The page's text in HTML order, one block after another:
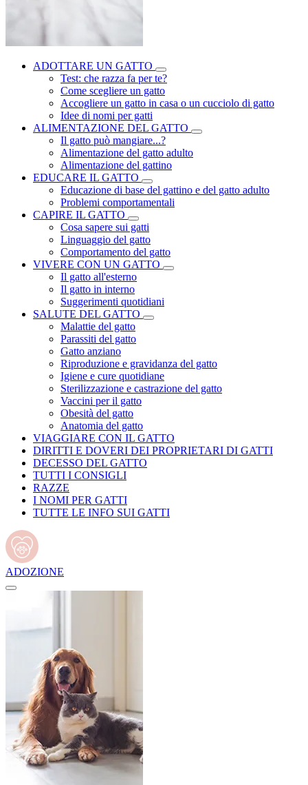
ADOTTARE UN GATTO
Test: che razza fa per te?
Come scegliere un gatto
Accogliere un gatto in casa o un cucciolo di gatto
Idee di nomi per gatti
ALIMENTAZIONE DEL GATTO
Il gatto può mangiare...?
Alimentazione del gatto adulto
Alimentazione del gattino
EDUCARE IL GATTO
Educazione di base del gattino e del gatto adulto
Problemi comportamentali
CAPIRE IL GATTO
Cosa sapere sui gatti
Linguaggio del gatto
Comportamento del gatto
VIVERE CON UN GATTO
Il gatto all'esterno
Il gatto in interno
Suggerimenti quotidiani
SALUTE DEL GATTO
Malattie del gatto
Parassiti del gatto
Gatto anziano
Riproduzione e gravidanza del gatto
Igiene e cure quotidiane
Sterilizzazione e castrazione del gatto
Vaccini per il gatto
Obesità del gatto
Anatomia del gatto
VIAGGIARE CON IL GATTO
DIRITTI E DOVERI DEI PROPRIETARI DI GATTI
DECESSO DEL GATTO
TUTTI I CONSIGLI
RAZZE
I NOMI PER GATTI
TUTTE LE INFO SUI GATTI
ADOZIONE